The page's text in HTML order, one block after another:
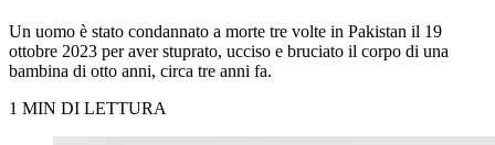
Un uomo è stato condannato a morte tre volte in Pakistan il 19
ottobre 2023 per aver stuprato, ucciso e bruciato il corpo di una
bambina di otto anni, circa tre anni fa.
1 MIN DI LETTURA